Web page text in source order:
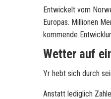
Entwickelt vom
Europas. Millionen
kommende
Wetter auf
Yr hebt sich durch
Anstatt lediglich